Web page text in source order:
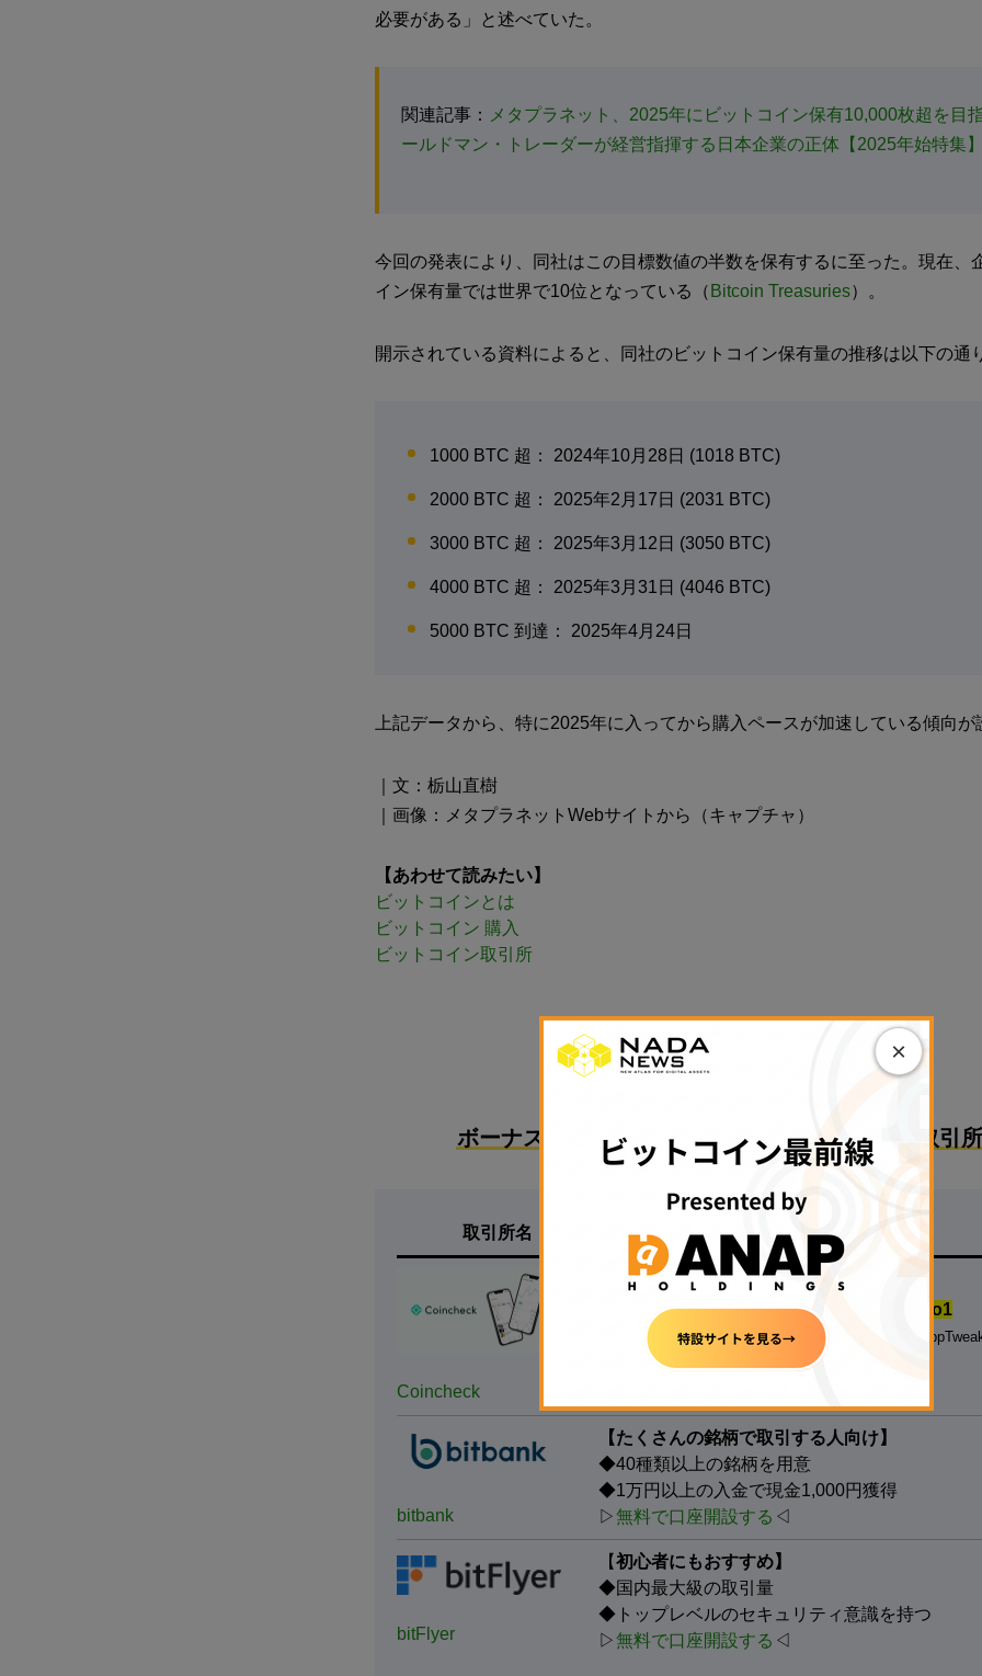
必要がある」と述べていた。
関連記事：
メタプラネット、2025年にビットコイン保有10,000枚超を目
ールドマン・トレーダーが経営指揮する日本企業の正体【2025年始特集
今回の発表により、同社はこの目標数値の半数を保有するに至った。現在、
イン保有量では世界で10位となっている（ Bitcoin Treasuries）。
開示されている資料によると、同社のビットコイン保有量の推移は以下の通
1000 BTC 超： 2024年10月28日 (1018 BTC)
2000 BTC 超： 2025年2月17日 (2031 BTC)
3000 BTC 超： 2025年3月12日 (3050 BTC)
4000 BTC 超： 2025年3月31日 (4046 BTC)
5000 BTC 到達： 2025年4月24日
上記データから、特に2025年に入ってから購入ペースが加速している傾向が
｜文：栃山直樹
｜画像：メタプラネットWebサイトから（キャプチャ）
【あわせて読みたい】
ビットコインとは
ビットコイン 購入
ビットコイン取引所
ボーナスで始めるのにおすすめな国内暗号資産取引
取引所名 特徴
Coincheck
500円の少額投資から試せる！】
国内の暗号資産アプリダウンロード数.No1
※対象：国内の暗号資産取引アプリ、データ協力：
銘柄数も最大級
、手数料も安い
bitbank
【たくさんの銘柄で取引する人向け】
◆40種類以上の銘柄を用意
◆1万円以上の入金で現金1,000円獲得
▷無料で口座開設する ◁
bitFlyer
【初心者にもおすすめ】
◆国内最大級の取引量
◆トップレベルのセキュリティ意識を持つ
▷無料で口座開設する ◁
×